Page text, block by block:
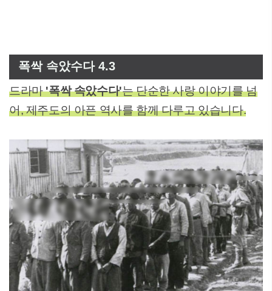
폭싹 속았수다 4.3
드라마'폭싹 속았수다'는 단순한 사랑 이야기를 넘
어, 제주도의 아픈 역사를 함께 다루고 있습니다.